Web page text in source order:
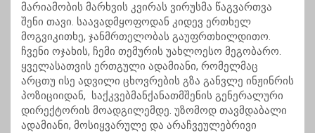
მარიამობის მარხვის კვირას ვირუსმა წაგვართვა
შენი თავი. საავადმყოფოდან კიდევ ერთხელ
მოგვიკითხე, ჯანმრთელობას გაუფრთხილდითო.
ჩვენი ოჯახის, ჩემი თემურის უახლოესო მეგობარო.
ყველასათვის ერთგული ადამიანი, რომელმაც
არცთუ ისე ადვილი ცხოვრების გზა განვლე ინჟინრის
პოზიციიდან, საქკვებმანქანათმშენის გენერალური
დირექტორის მოადგილემდე. უზომოდ თავმდაბალი
ადამიანი, მოსიყვარულე და არაჩვეულებრივი